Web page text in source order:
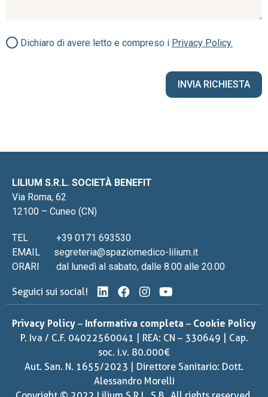
Dichiaro di avere letto e compreso i Privacy Policy.
LILIUM S.R.L. SOCIETÀ BENEFIT
Via Roma, 62
12100 – Cuneo (CN)
TEL
+39 0171 693530
EMAIL
segreteria@spaziomedico-lilium.it
ORARI
dal lunedì al sabato, dalle 8.00 alle 20.00
Seguici sui social!
Privacy Policy – Informativa completa – Cookie Policy
P. Iva / C.F. 04022560041 | REA: CN – 330649 | Cap.
soc. i.v. 80.000€
Aut. San. N. 1655/2023 | Direttore Sanitario: Dott.
Alessandro Morelli